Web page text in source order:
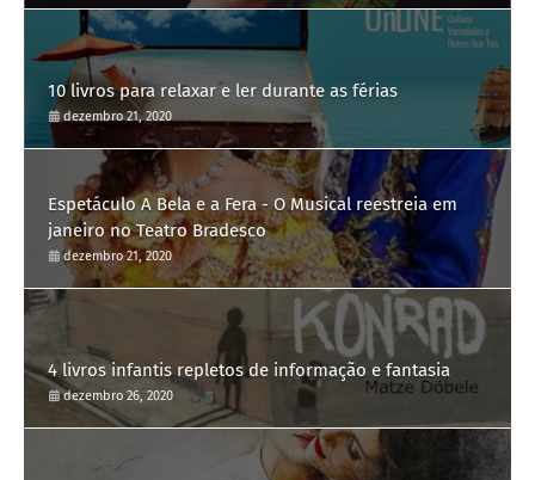
10 livros para relaxar e ler durante as férias
dezembro 21, 2020
Espetáculo A Bela e a Fera - O Musical reestreia em
janeiro no Teatro Bradesco
dezembro 21, 2020
4 livros infantis repletos de informação e fantasia
dezembro 26, 2020